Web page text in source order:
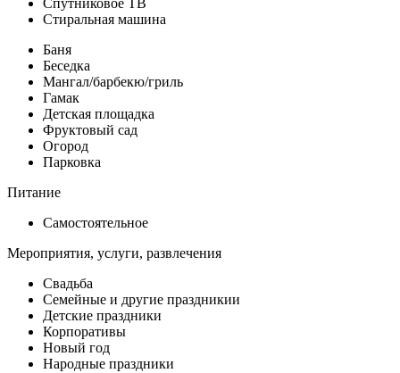
Спутниковое ТВ
Стиральная машина
Баня
Беседка
Мангал/барбекю/гриль
Гамак
Детская площадка
Фруктовый сад
Огород
Парковка
Питание
Самостоятельное
Мероприятия, услуги, развлечения
Свадьба
Семейные и другие праздникии
Детские праздники
Корпоративы
Новый год
Народные праздники